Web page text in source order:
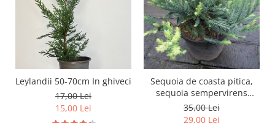
Leylandii 50-70cm In ghiveci
17,00 Lei
15,00 Lei
Sequoia de coasta pitica,
sequoia sempervirens
adpressa
35,00 Lei
29,00 Lei